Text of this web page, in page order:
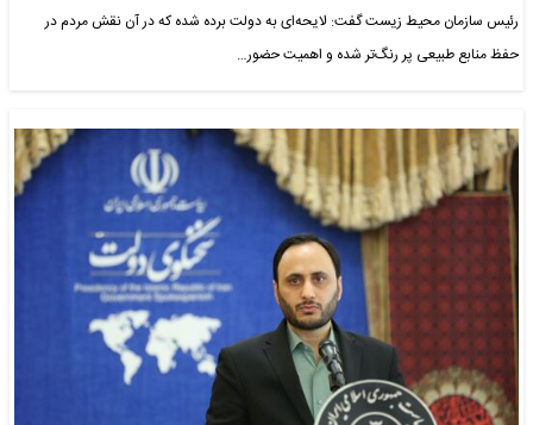
رئیس سازمان محیط زیست گفت: لایحه‌ای به دولت برده شده که در آن نقش مردم در
حفظ منابع طبیعی پر رنگ‌تر شده و اهمیت حضور…